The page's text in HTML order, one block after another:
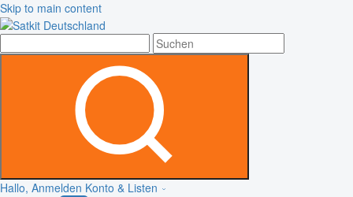
Skip to main content
Hallo, Anmelden Konto & Listen